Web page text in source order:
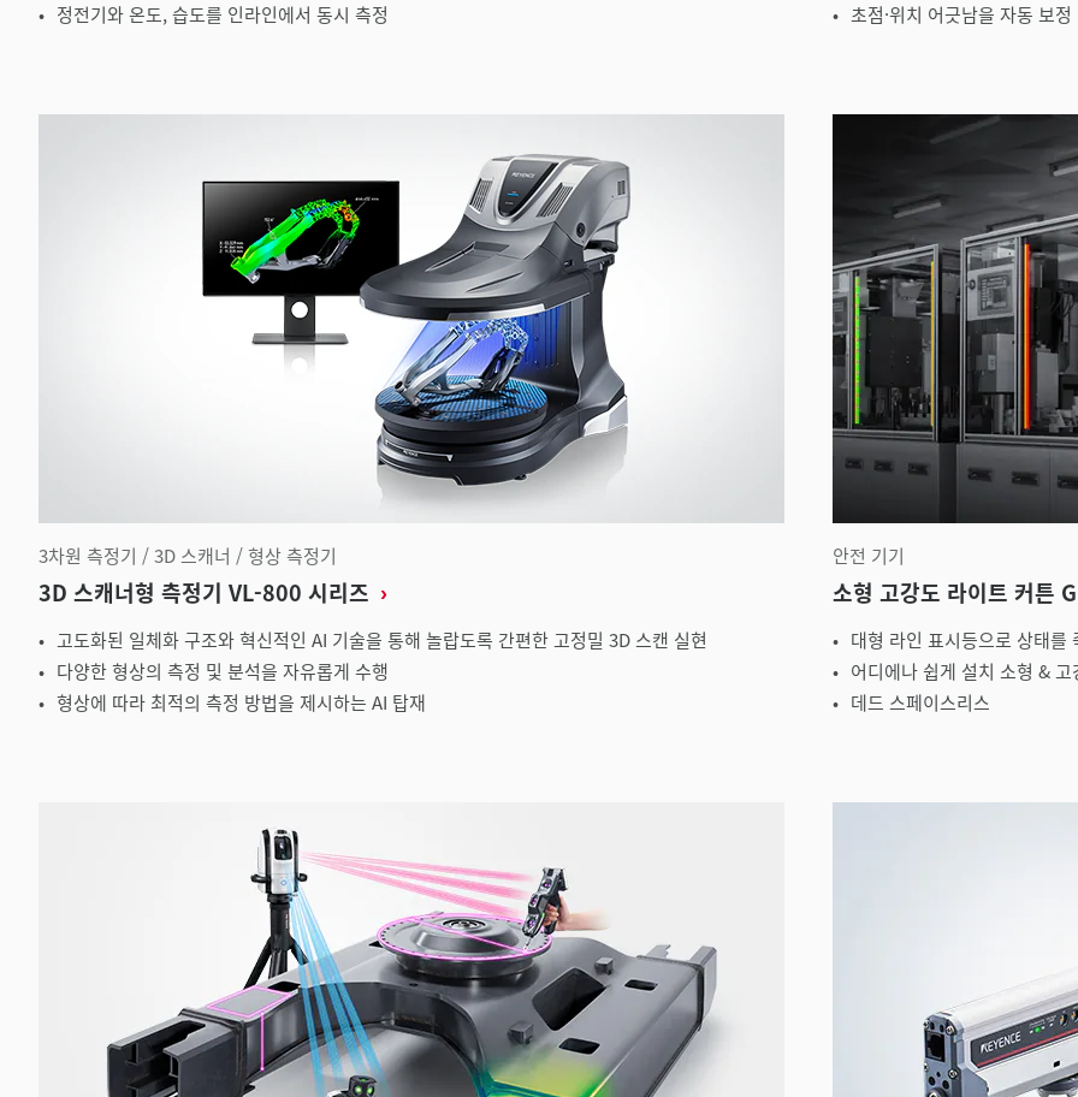
정전기와 온도, 습도를 인라인에서 동시 측정
초점·위치 어긋남을 자동 보정
3차원 측정기 / 3D 스캐너 / 형상 측정기
3D 스캐너형 측정기 VL-800 시리즈
고도화된 일체화 구조와 혁신적인 AI 기술을 통해 놀랍도록 간편한 고정밀 3D 스캔 실현
다양한 형상의 측정 및 분석을 자유롭게 수행
형상에 따라 최적의 측정 방법을 제시하는 AI 탑재
안전 기기
소형 고강도 라이트 커튼
대형 라인 표시등으로 상태를
어디에나 쉽게 설치 소형 & 고
데드 스페이스리스